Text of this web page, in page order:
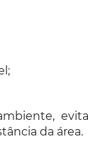
da área.